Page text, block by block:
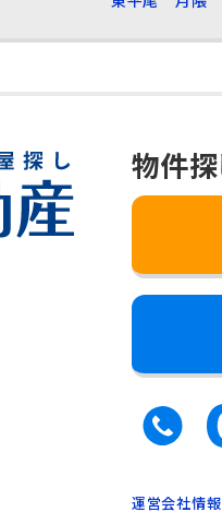
物件探
運営会社情報